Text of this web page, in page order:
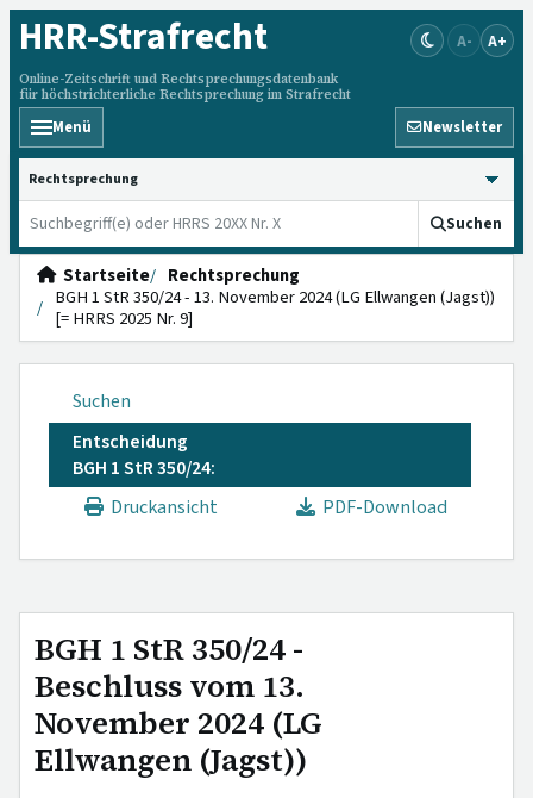
HRR-Strafrecht
Online-Zeitschrift und Rechtsprechungsdatenbank
für höchstrichterliche Rechtsprechung im Strafrecht
A- A+
Menü Newsletter
HRRS durchsuchen
Suchen
Startseite
Rechtsprechung
BGH 1 StR 350/24 - 13. November 2024 (LG Ellwangen (Jagst))
[= HRRS 2025 Nr. 9]
Suchen
Entscheidung
BGH 1 StR 350/24:
Druckansicht
PDF-Download
BGH 1 StR 350/24 -
Beschluss vom 13.
November 2024 (LG
Ellwangen (Jagst))